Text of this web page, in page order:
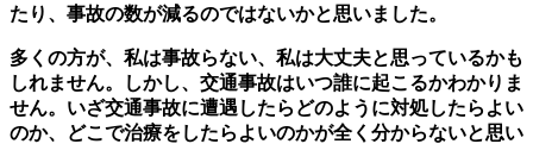
たり、事故の数が減るのではないかと思いました。
多くの方が、私は事故らない、私は大丈夫と思っているかも
しれません。しかし、交通事故はいつ誰に起こるかわかりま
せん。いざ交通事故に遭遇したらどのように対処したらよい
のか、どこで治療をしたらよいのかが全く分からないと思い